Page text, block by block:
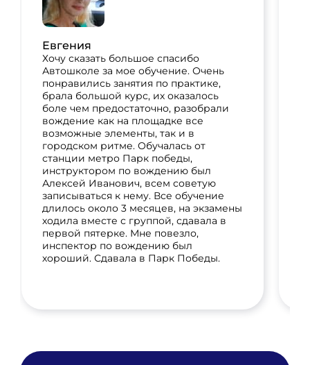
Евгения
Хочу сказать большое спасибо
Автошколе за мое обучение. Очень
понравились занятия по практике,
брала большой курс, их оказалось
боле чем предостаточно, разобрали
вождение как на площадке все
возможные элементы, так и в
городском ритме. Обучалась от
станции метро Парк победы,
инструктором по вождению был
Алексей Иванович, всем советую
записываться к нему. Все обучение
длилось около 3 месяцев, на экзамены
ходила вместе с группой, сдавала в
первой пятерке. Мне повезло,
инспектор по вождению был
хороший. Сдавала в Парк Победы.